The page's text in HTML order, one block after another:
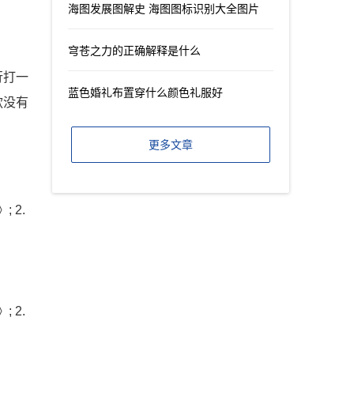
打一
有
; 2.
; 2.
海图发展图解史 海图图标识别大全图片
穹苍之力的正确解释是什么
蓝色婚礼布置穿什么颜色礼服好
更多文章